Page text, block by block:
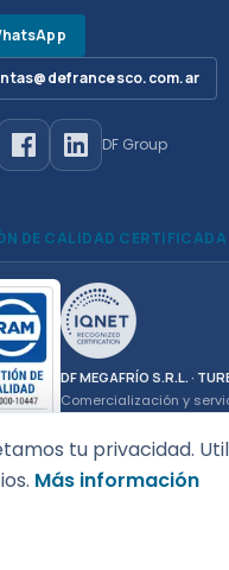
DF Group
DE CALIDAD CERTIFICADA
DF MEGAFRÍO S.R.L. ·
Comercialización y
gastronómico de uso
tu privacidad.
Más información